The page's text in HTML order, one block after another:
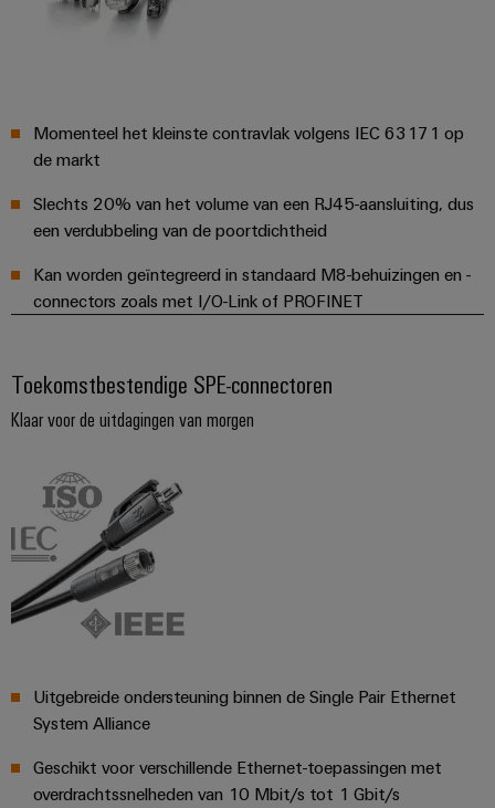
Momenteel het kleinste contravlak volgens IEC 63171 op
de markt
Slechts 20% van het volume van een RJ45-aansluiting, dus
een verdubbeling van de poortdichtheid
Kan worden geïntegreerd in standaard M8-behuizingen en -
connectors zoals met I/O-Link of PROFINET
Toekomstbestendige SPE-connectoren
Klaar voor de uitdagingen van morgen
Uitgebreide ondersteuning binnen de Single Pair Ethernet
System Alliance
Geschikt voor verschillende Ethernet-toepassingen met
overdrachtssnelheden van 10 Mbit/s tot 1 Gbit/s